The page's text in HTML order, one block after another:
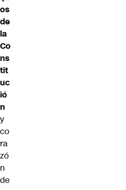
os
de
la
Co
ns
tit
uc
ió
n
y
co
ra
zó
n
de